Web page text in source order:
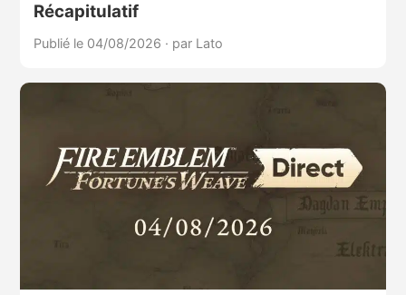
Récapitulatif
Publié le 04/08/2026 · par Lato